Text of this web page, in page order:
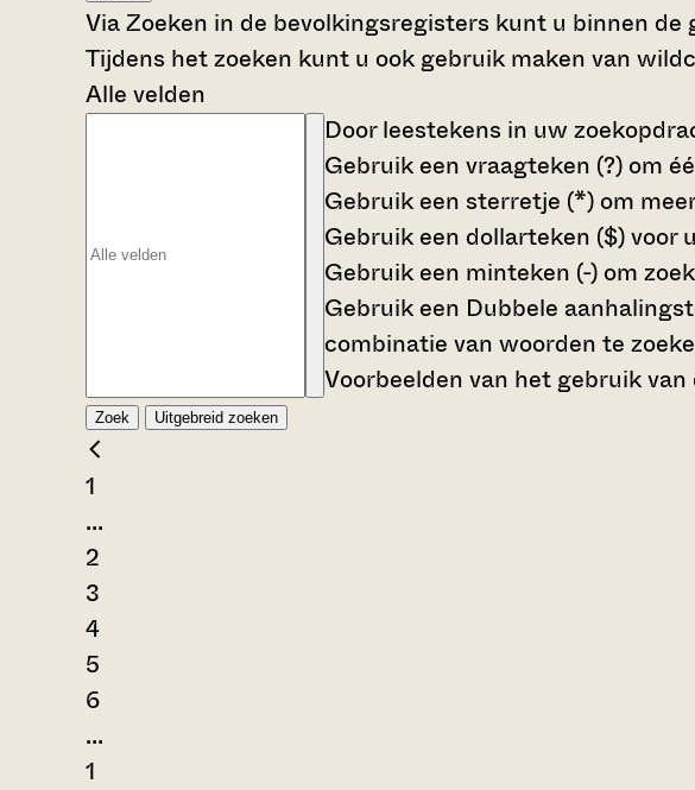
Via Zoeken in de bevolkingsregisters kunt u binnen
Tijdens het zoeken kunt u ook gebruik maken van
Alle velden
Door leestekens in uw
Gebruik een vraagteken (?) om
Gebruik een sterretje (*) om
Gebruik een dollarteken ($)voor
Gebruik een minteken (-) om
Gebruik een Dubbele
combinatie van woorden te
Voorbeelden van het gebruik
Zoek Uitgebreid zoeken
1
...
2
3
4
5
6
...
1